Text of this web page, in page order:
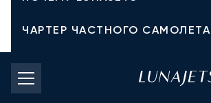
ЧАРТЕР ЧАСТНОГО САМОЛЕТА
СТОИМОСТЬ ЧАРТЕРА
ЧАСТНЫЕ САМОЛЕТЫ